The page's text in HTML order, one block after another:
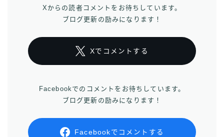
Xからの読者コメントをお待ちしています。
ブログ更新の励みになります！
Xでコメントする
Facebookでのコメントをお待ちしています。
ブログ更新の励みになります！
Facebookでコメントする